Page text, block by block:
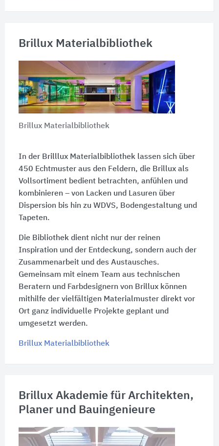
Brillux Materialbibliothek
Brillux Materialbibliothek
In der Brilllux Materialbibliothek lassen sich über
450 Echtmuster aus den Feldern, die Brillux als
Vollsortiment bedient betrachten, anfühlen und
kombinieren – von Lacken und Lasuren über
Dispersion bis hin zu WDVS, Bodengestaltung und
Tapeten.
Die Bibliothek dient nicht nur der reinen
Inspiration und der Entdeckung, sondern auch der
Zusammenarbeit und des Austausches.
Gemeinsam mit einem Team aus technischen
Beratern und Farbdesignern von Brillux können
mithilfe der vielfältigen Materialmuster direkt vor
Ort ganz individuelle Projekte geplant und
umgesetzt werden.
Brillux Materialbibliothek
Brillux Akademie für Architekten,
Planer und Bauingenieure